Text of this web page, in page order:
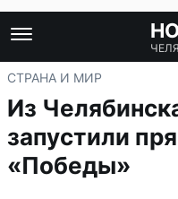
СТРАНА И МИР
Из
запустили
«Победы»